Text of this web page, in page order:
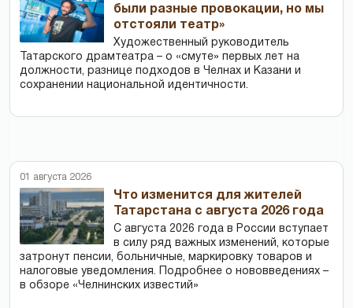
были разные провокации, но мы
отстояли театр»
Художественный руководитель
Татарского драмтеатра – о «смуте» первых лет на
должности, разнице подходов в Челнах и Казани и
сохранении национальной идентичности.
01 августа 2026
Что изменится для жителей
Татарстана с августа 2026 года
С августа 2026 года в России вступает
в силу ряд важных изменений, которые
затронут пенсии, больничные, маркировку товаров и
налоговые уведомления. Подробнее о нововведениях –
в обзоре «Челнинских известий»